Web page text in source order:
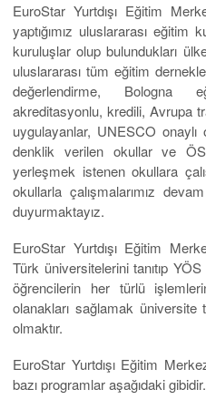
EuroStar Yurtdışı Eğitim
yaptığımız uluslararası eğitim
kuruluşlar olup bulundukları
uluslararası tüm eğitim
değerlendirme, Bologna
akreditasyonlu, kredili, Avrupa
uygulayanlar, UNESCO onaylı
denklik verilen okullar ve
yerleşmek istenen okullara
okullarla çalışmalarımız
duyurmaktayız.
EuroStar Yurtdışı Eğitim
Türk üniversitelerini tanıtıp
öğrencilerin her türlü
olanakları sağlamak üniversite
olmaktır.
EuroStar Yurtdışı Eğitim
bazı programlar aşağıdaki gibidir.